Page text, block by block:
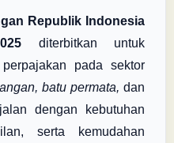
Republik Indonesia
diterbitkan untuk
pada sektor
batu permata, dan
dengan kebutuhan
serta kemudahan